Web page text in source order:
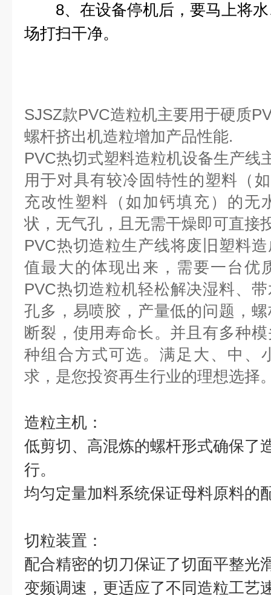
8、在设备停机后，要马上将水
场打扫干净。
SJSZ款PVC造粒机主要用于硬质
螺杆挤出机造粒增加产品性能.
PVC热切式塑料造粒机设备生产线
用于对具有较冷固特性的塑料（
充改性塑料（如加钙填充）的无
状，无气孔，且无需干燥即可直接
PVC热切造粒生产线将废旧塑料
值最大的体现出来，需要一台优
PVC热切造粒机轻松解决湿料、
孔多，易喷胶，产量低的问题，
断裂，使用寿命长。并且有多种
种组合方式可选。满足大、中、
求，是您投资再生行业的理想选择
造粒主机：
低剪切、高混炼的螺杆形式确保了
行。
均匀定量加料系统保证母料原料的
切粒装置：
配合精密的切刀保证了切面平整光
变频调速，更适应了不同造粒工艺